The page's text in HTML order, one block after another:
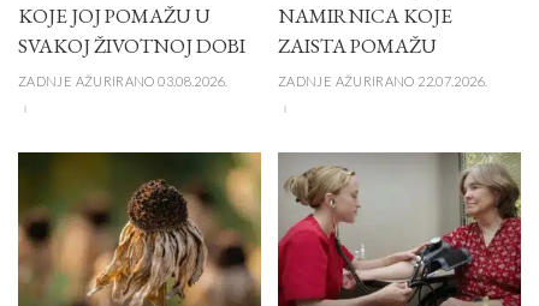
KOJE JOJ POMAŽU U
SVAKOJ ŽIVOTNOJ DOBI
ZADNJE AŽURIRANO 03.08.2026.
NAMIRNICA KOJE
ZAISTA POMAŽU
ZADNJE AŽURIRANO 22.07.2026.